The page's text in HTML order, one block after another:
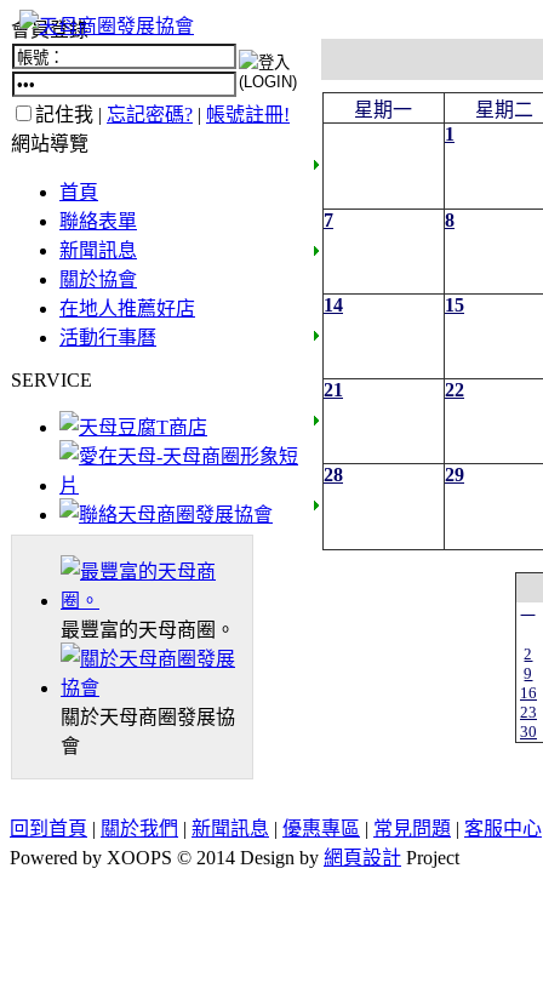
會員登錄
記住我 | 忘記密碼? | 帳號註冊!
網站導覽
首頁
聯絡表單
新聞訊息
關於協會
在地人推薦好店
活動行事曆
SERVICE
最豐富的天母商圈。
關於天母商圈發展協
會
星期一
星期二
1
7 8
14 15
21 22
28 29
一
2
9
16
23
30
回到首頁 | 關於我們 | 新聞訊息 | 優惠專區 | 常見問題 | 客服中心
Powered by XOOPS © 2014 Design by 網頁設計 Project